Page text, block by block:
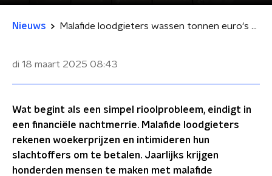
Nieuws Malafide loodgieters wassen tonnen euro's wit: 'Mijn huurbaas zei gelijk dat ik zwaar was opgelicht'
di 18 maart 2025 08:43
Wat begint als een simpel rioolprobleem, eindigt in
een financiële nachtmerrie. Malafide loodgieters
rekenen woekerprijzen en intimideren hun
slachtoffers om te betalen. Jaarlijks krijgen
honderden mensen te maken met malafide